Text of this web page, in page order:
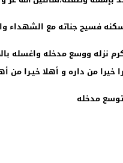
فسيح جناته مع الشهداء
نزله ووسع مدخله واغسله
من داره و أهلا خيـرا من
مدخله